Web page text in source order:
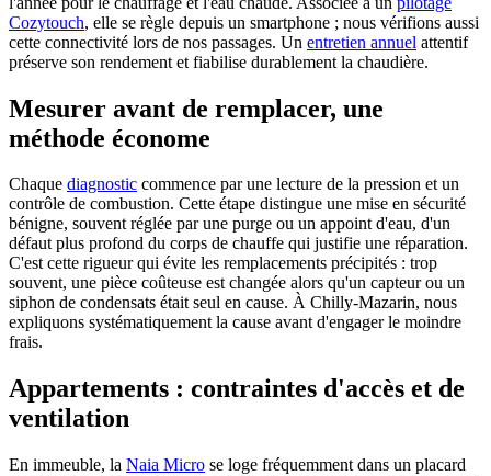
Cozytouch, elle se règle depuis un smartphone ; nous vérifions aussi
cette connectivité lors de nos passages. Un entretien annuel attentif
préserve son rendement et fiabilise durablement la chaudière.
Mesurer avant de remplacer, une
méthode économe
Chaque diagnostic commence par une lecture de la pression et un
contrôle de combustion. Cette étape distingue une mise en sécurité
bénigne, souvent réglée par une purge ou un appoint d'eau, d'un
défaut plus profond du corps de chauffe qui justifie une réparation.
C'est cette rigueur qui évite les remplacements précipités : trop
souvent, une pièce coûteuse est changée alors qu'un capteur ou un
siphon de condensats était seul en cause. À Chilly-Mazarin, nous
expliquons systématiquement la cause avant d'engager le moindre
frais.
Appartements : contraintes d'accès et de
ventilation
En immeuble, la Naia Micro se loge fréquemment dans un placard